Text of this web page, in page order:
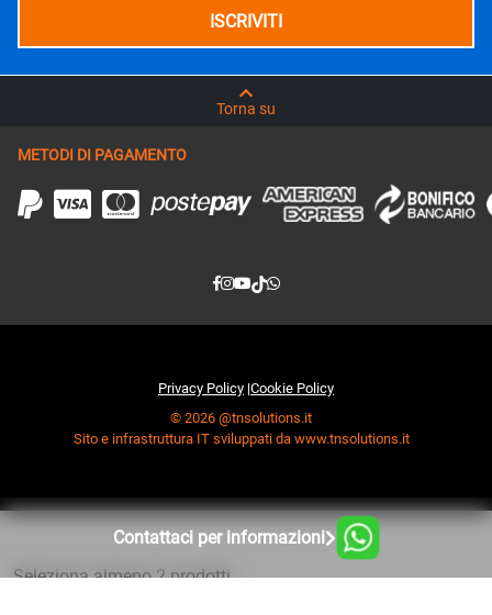
Torna su
METODI DI PAGAMENTO
Privacy Policy |Cookie Policy
© 2026 @tnsolutions.it
Sito e infrastruttura IT sviluppati da www.tnsolutions.it
Contattaci per informazioni
Seleziona almeno 2 prodotti